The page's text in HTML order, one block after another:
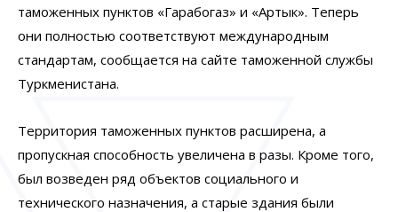
таможенных пунктов «Гарабогаз» и «Артык». Теперь
они полностью соответствуют международным
стандартам, сообщается на сайте таможенной службы
Туркменистана.
Территория таможенных пунктов расширена, а
пропускная способность увеличена в разы. Кроме того,
был возведен ряд объектов социального и
технического назначения, а старые здания были